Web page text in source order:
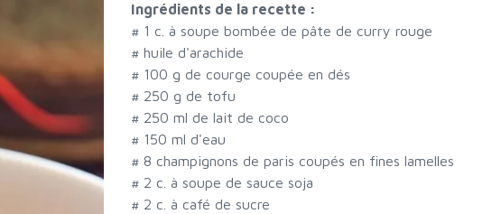
Ingrédients de la recette :
# 1 c. à soupe bombée de pâte de curry rouge
# huile d'arachide
# 100 g de courge coupée en dés
# 250 g de tofu
# 250 ml de lait de coco
# 150 ml d'eau
# 8 champignons de paris coupés en fines lamelles
# 2 c. à soupe de sauce soja
# 2 c. à café de sucre